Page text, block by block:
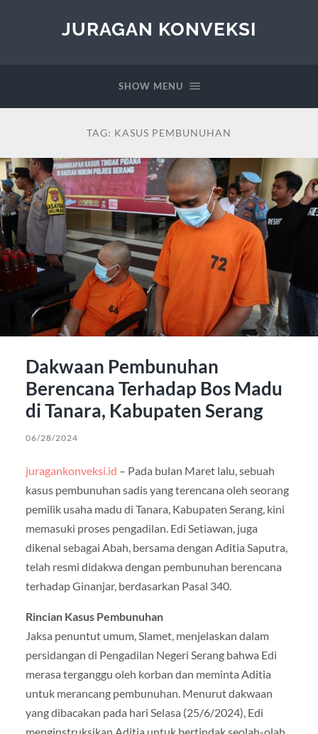
JURAGAN KONVEKSI
SHOW MENU
TAG: KASUS PEMBUNUHAN
Dakwaan Pembunuhan
Berencana Terhadap Bos Madu
di Tanara, Kabupaten Serang
06/28/2024
juragankonveksi.id – Pada bulan Maret lalu, sebuah
kasus pembunuhan sadis yang terencana oleh seorang
pemilik usaha madu di Tanara, Kabupaten Serang, kini
memasuki proses pengadilan. Edi Setiawan, juga
dikenal sebagai Abah, bersama dengan Aditia Saputra,
telah resmi didakwa dengan pembunuhan berencana
terhadap Ginanjar, berdasarkan Pasal 340.
Rincian Kasus Pembunuhan
Jaksa penuntut umum, Slamet, menjelaskan dalam
persidangan di Pengadilan Negeri Serang bahwa Edi
merasa terganggu oleh korban dan meminta Aditia
untuk merancang pembunuhan. Menurut dakwaan
yang dibacakan pada hari Selasa (25/6/2024), Edi